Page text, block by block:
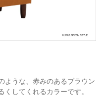
ような、赤みのあるブラウン
くしてくれるカラーです。